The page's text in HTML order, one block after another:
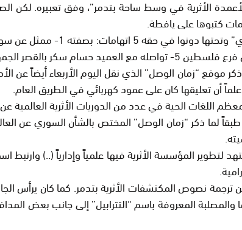
الأثرية في وسط ساحة بتدمر”، وفق تعبيره.
كتبوها على يافطة.
مع وفد من أهالي تدمر قبل 6 أشهر” على حد ما ذكر موقع “زمان الوصل” الذي
أن تعليقها كان على عمود كهربائي في الطريق العام.
طبقاً لما ذكر “زمان الوصل” المختص بالشأن
تدمر “واجتهد لتطوير المؤسسة الأثرية فيها علمياً وإدارياً
“مسؤولاً حتى قيام الثورة على النظام قبل 4 سنوات، عن ترجمة نصوص المكتشفات